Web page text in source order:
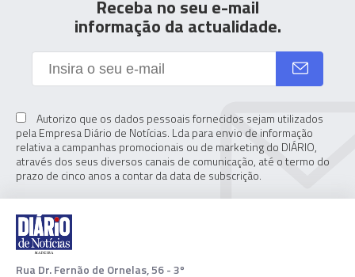
Receba no seu e-mail
informação da actualidade.
Autorizo que os dados pessoais fornecidos sejam utilizados
pela Empresa Diário de Notícias. Lda para envio de informação
relativa a campanhas promocionais ou de marketing do DIÁRIO,
através dos seus diversos canais de comunicação, até o termo do
prazo de cinco anos a contar da data de subscrição.
Rua Dr. Fernão de Ornelas, 56 - 3º